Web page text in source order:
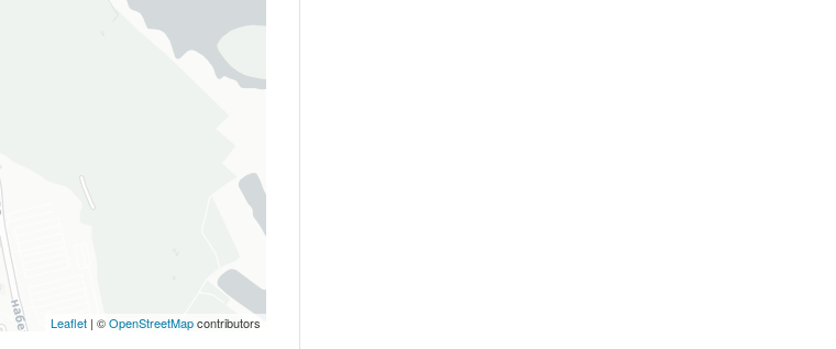
Leaflet | ©OpenStreetMapcontributors
Forgot Password?
Войти